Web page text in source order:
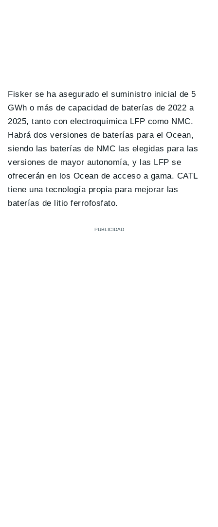
Fisker se ha asegurado el suministro inicial de 5
GWh o más de capacidad de baterías de 2022 a
2025, tanto con electroquímica LFP como NMC.
Habrá dos versiones de baterías para el Ocean,
siendo las baterías de NMC las elegidas para las
versiones de mayor autonomía, y las LFP se
ofrecerán en los Ocean de acceso a gama. CATL
tiene una tecnología propia para mejorar las
baterías de litio ferrofosfato.